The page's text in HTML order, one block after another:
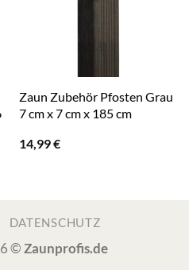
Zaun Zubehör Pfosten Grau
7 cm x 7 cm x 185 cm
14,99€
DATENSCHUTZ
©Zaunprofis.de